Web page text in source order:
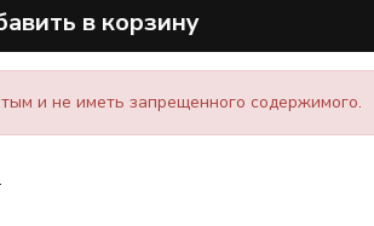
в корзину
и не иметь запрещенного содержимого.